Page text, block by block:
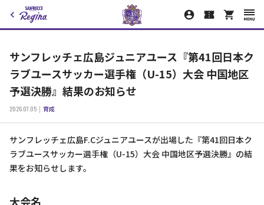
サンフレッチェ広島ジュニアユース『第41回日本ク
ラブユースサッカー選手権（U-15）大会 中国地区
予選決勝』結果のお知らせ
2026.07.05 育成
サンフレッチェ広島F.Cジュニアユースが出場した『第41回日本ク
ラブユースサッカー選手権（U-15）大会 中国地区予選決勝』の結
果をお知らせします。
大会名